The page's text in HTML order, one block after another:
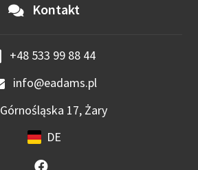
Kontakt
+48 533 99 88 44
info@eadams.pl
Górnośląska 17, Żary
DE